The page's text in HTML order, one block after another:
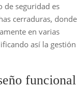
de seguridad es
cerraduras, donde
en varias
así la gestión
funcional